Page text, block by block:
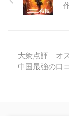
大衆点評｜オ
中国最強の口